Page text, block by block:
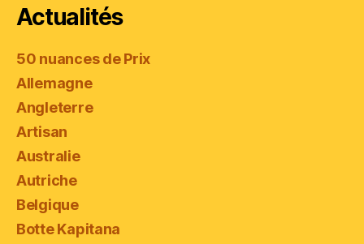
Actualités
50 nuances de Prix
Allemagne
Angleterre
Artisan
Australie
Autriche
Belgique
Botte Kapitana